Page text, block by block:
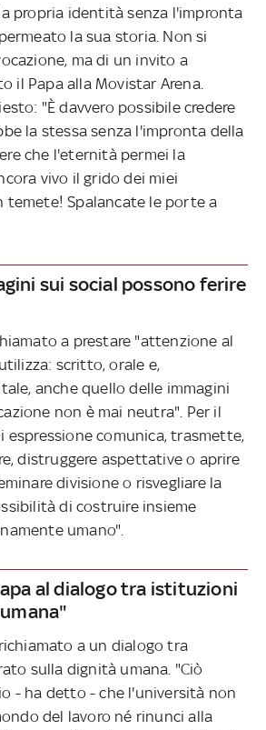
propria identità senza l'impronta
la sua storia. Non si
ma di un invito a
il Papa alla Movistar Arena.
"È davvero possibile credere
la stessa senza l'impronta della
che l'eternità permei la
vivo il grido dei miei
temete! Spalancate le porte a
sui social possono ferire
a prestare "attenzione al
scritto, orale e,
anche quello delle immagini
non è mai neutra". Per il
espressione comunica, trasmette,
distruggere aspettative o aprire
divisione o risvegliare la
di costruire insieme
umano".
al dialogo tra istituzioni
a un dialogo tra
sulla dignità umana. "Ciò
- ha detto - che l'università non
del lavoro né rinunci alla